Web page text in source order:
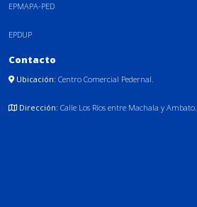
EPMAPA-PED
EPDUP
Contacto
Ubicación: Centro Comercial Pedernal.
Dirección: Calle Los Ríos entre Machala y Ambato.